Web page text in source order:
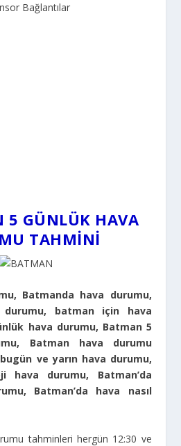
Bağlantılar
5 GÜNLÜK HAVA
TAHMINI
Batmanda hava durumu,
batman için hava
hava durumu, Batman 5
Batman hava durumu
ve yarın hava durumu,
hava durumu, Batman’da
Batman’da hava nasıl
tahminleri hergün 12:30 ve